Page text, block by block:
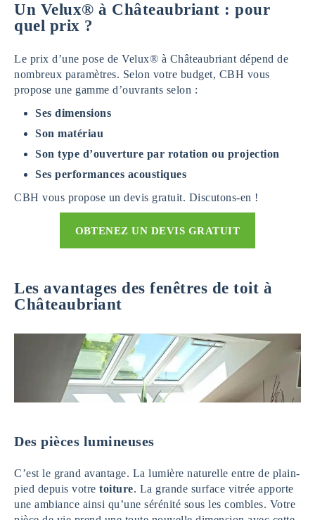
Un Velux® à Châteaubriant : pour
quel prix ?
Le prix d’une pose de Velux® à Châteaubriant dépend de
nombreux paramètres. Selon votre budget, CBH vous
propose une gamme d’ouvrants selon :
Ses dimensions
Son matériau
Son type d’ouverture par rotation ou projection
Ses performances acoustiques
CBH vous propose un devis gratuit. Discutons-en !
OBTENEZ UN DEVIS GRATUIT
Les avantages des fenêtres de toit à
Châteaubriant
Des pièces lumineuses
C’est le grand avantage. La lumière naturelle entre de plain-
pied depuis votre toiture. La grande surface vitrée apporte
une ambiance ainsi qu’une sérénité sous les combles. Votre